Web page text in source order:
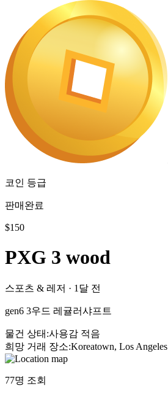
코인 등급
판매완료
$150
PXG 3 wood
스포츠 & 레저 · 1달 전
gen6 3우드 레귤러샤프트
물건 상태 :사용감 적음
희망 거래 장소:Koreatown, Los Angeles
77명 조회